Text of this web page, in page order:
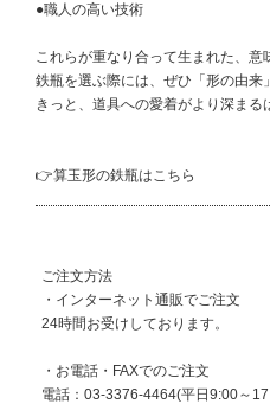
●職人の高い技術
これらが重なり合って生まれた、意
鉄瓶を選ぶ際には、ぜひ「形の由
きっと、道具への愛着がより深まる
👉算玉形の鉄瓶はこちら
ご注文方法
・インターネット通販でご注文
24時間お受けしております。
・お電話・FAXでのご注文
電話：03-3376-4464(平日9:00～